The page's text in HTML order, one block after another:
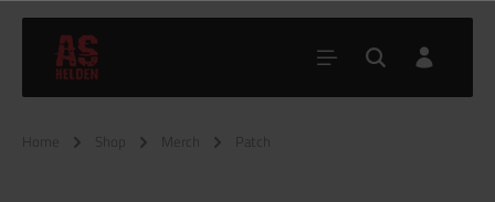
Home Shop Merch Patch